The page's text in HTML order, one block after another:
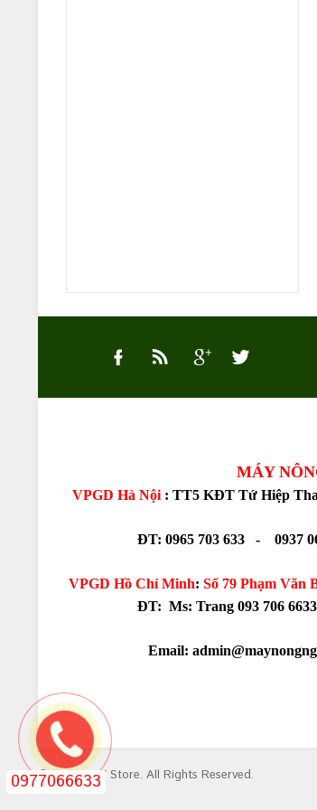
MÁY NÔNG
VPGD Hà Nội : TT5 KĐT Tứ Hiệp
ĐT: 0965 703 633 - 0937 066
VPGD Hồ Chí Minh: Số 79 Phạm Văn
ĐT: Ms: Trang 093 706 6633
Email:
© 2016 QBV Store. All Rights Reserved.
0977066633